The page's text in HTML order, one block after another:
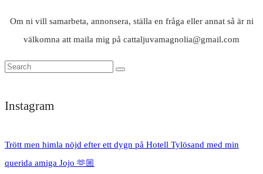
Om ni vill samarbeta, annonsera, ställa en fråga eller annat så är ni
välkomna att maila mig på cattaljuvamagnolia@gmail.com
Instagram
Trött men himla nöjd efter ett dygn på Hotell Tylösand med min
querida amiga Jojo 🫶🏼